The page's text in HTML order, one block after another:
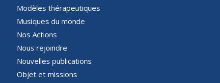
Modèles thérapeutiques
Musiques du monde
Nos Actions
Nous rejoindre
Nouvelles publications
Objet et missions